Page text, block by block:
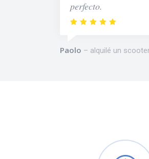
perfecto.
Paolo alquilé un